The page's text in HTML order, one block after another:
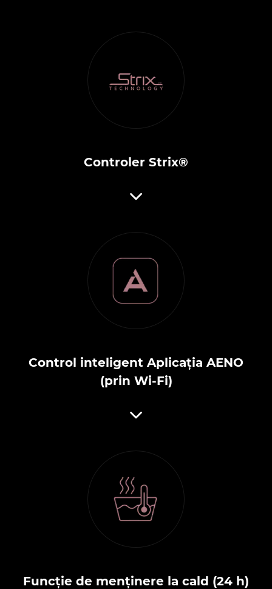
Controler Strix®
Control inteligent Aplicația AENO
(prin Wi-Fi)
Funcție de menținere la cald (24 h)